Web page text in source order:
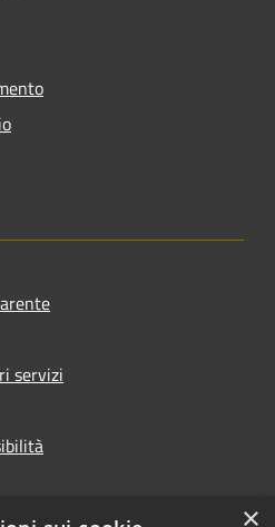
servizi
×